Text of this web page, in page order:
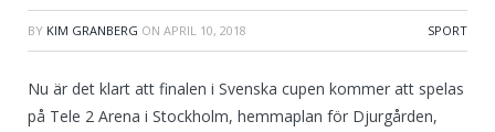
BY KIM GRANBERG ON APRIL 10, 2018 SPORT
Nu är det klart att finalen i Svenska cupen kommer att spelas
på Tele 2 Arena i Stockholm, hemmaplan för Djurgården,